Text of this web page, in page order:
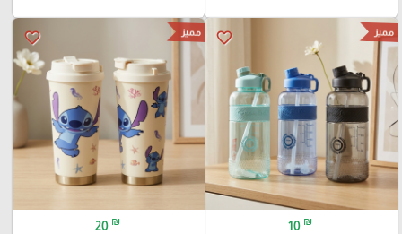
favorite_border مميز
10 ₪
favorite_border مميز
20 ₪